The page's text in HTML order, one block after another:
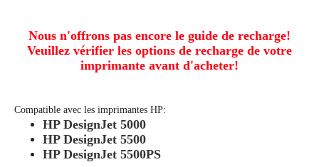
Nous n'offrons pas encore le guide de recharge!
Veuillez vérifier les options de recharge de votre
imprimante avant d'acheter!
Compatible avec les imprimantes HP:
HP DesignJet 5000
HP DesignJet 5500
HP DesignJet 5500PS